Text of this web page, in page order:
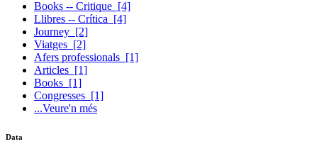
Books -- Critique [4]
Llibres -- Crítica [4]
Journey [2]
Viatges [2]
Afers professionals [1]
Articles [1]
Books [1]
Congresses [1]
...Veure'n més
Data